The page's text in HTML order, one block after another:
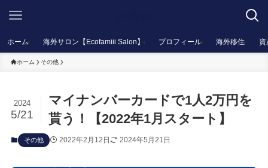
ホーム 海外サロン【Ecofamiii Salon】 プロフィール 海外移住 資
ホーム その他
マイナンバーカードで1人2万円を
貰う！【2022年1月スタート】
2024
5/21
その他 2022年2月12日 2024年5月21日